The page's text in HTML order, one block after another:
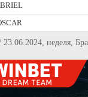
неделя,